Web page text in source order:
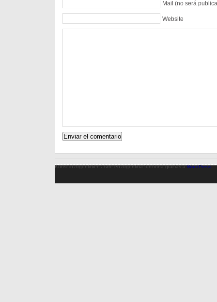
Mail (no será
Website
Kunst in Argentinien / Arte en Argentina funciona gracias aWordPress